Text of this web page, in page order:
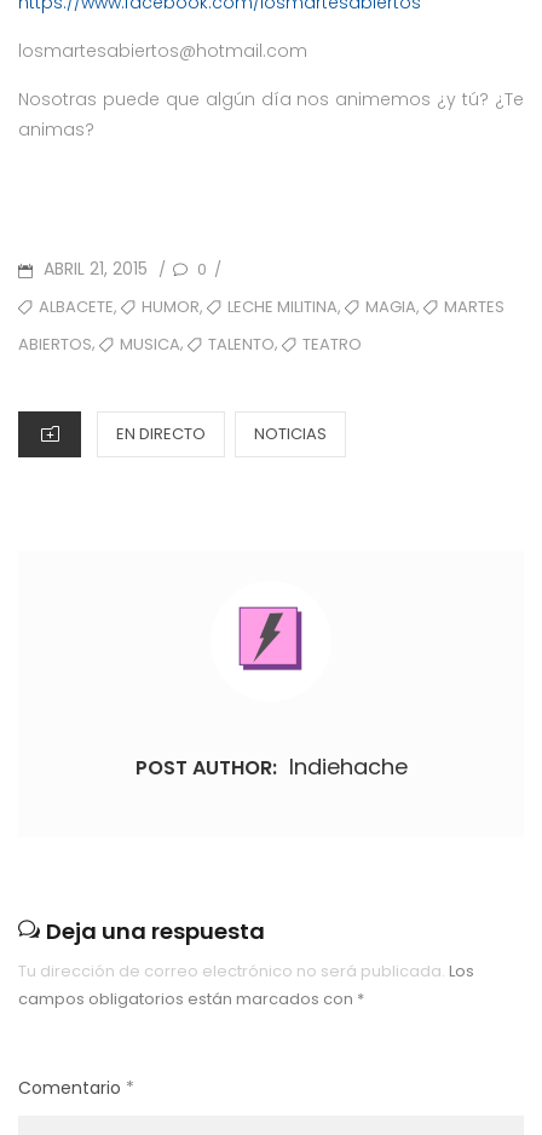
losmartesabiertos@hotmail.com
Nosotras puede que algún día nos animemos ¿y tú? ¿Te
animas?
POSTED
ON
ABRIL 21, 2015 / 0 /
TAGSALBACETE, HUMOR, LECHE MILITINA, MAGIA,
MARTES
ABIERTOS, MUSICA, TALENTO, TEATRO
CATEGORIES
EN DIRECTO NOTICIAS
POST AUTHOR: Indiehache
Deja una respuesta
Tu dirección de correo electrónico no será publicada. Los
campos obligatorios están marcados con *
Comentario *